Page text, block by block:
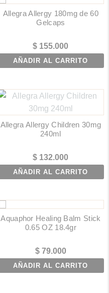
Allegra Allergy 180mg de 60
Gelcaps
$ 155.000
AÑADIR AL CARRITO
Allegra Allergy Children 30mg
240ml
$ 132.000
AÑADIR AL CARRITO
Aquaphor Healing Balm Stick
0.65 OZ 18.4gr
$79.000
AÑADIR AL CARRITO